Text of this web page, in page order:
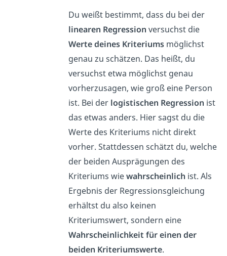
Du weißt bestimmt, dass du bei der
linearen Regression versuchst die
Werte deines Kriteriumsmöglichst
genau zu schätzen. Das heißt, du
versuchst etwa möglichst genau
vorherzusagen, wie groß eine Person
ist. Bei der logistischen Regression ist
das etwas anders. Hier sagst du die
Werte des Kriteriums nicht direkt
vorher. Stattdessen schätzt du, welche
der beiden Ausprägungen des
Kriteriums wiewahrscheinlich ist. Als
Ergebnis der Regressionsgleichung
erhältst du also keinen
Kriteriumswert, sondern eine
Wahrscheinlichkeit für einen der
beiden Kriteriumswerte.